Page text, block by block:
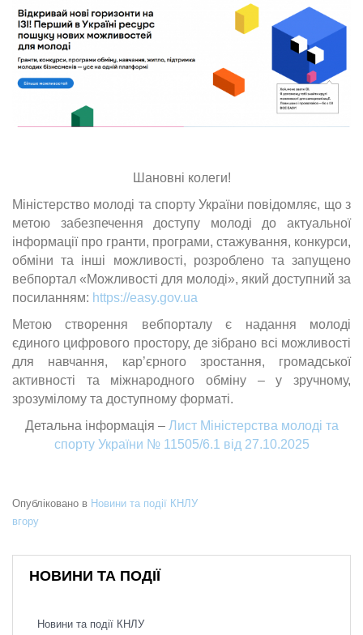
Шановні колеги!
Міністерство молоді та спорту України повідомляє, що з
метою забезпечення доступу молоді до актуальної
інформації про гранти, програми, стажування, конкурси,
обміни та інші можливості, розроблено та запущено
вебпортал «Можливості для молоді», який доступний за
посиланням: https://easy.gov.ua
Метою створення вебпорталу є надання молоді
єдиного цифрового простору, де зібрано всі можливості
для навчання, кар’єрного зростання, громадської
активності та міжнародного обміну – у зручному,
зрозумілому та доступному форматі.
Детальна інформація – Лист Міністерства молоді та
спорту України № 11505/6.1 від 27.10.2025
Опубліковано в Новини та події КНЛУ
вгору
НОВИНИ ТА ПОДІЇ
Новини та події КНЛУ